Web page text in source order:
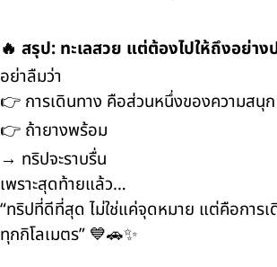
🔥 สรุป: ทะเลสวย แต่ต้องไปให้ถึงอย่า
อย่าลืมว่า
👉 การเดินทาง คือส่วนหนึ่งของความสนุก
👉 ถ้ายางพร้อม
→ ทริปจะราบรื่น
เพราะสุดท้ายแล้ว…
“ทริปที่ดีที่สุด ไม่ใช่แค่จุดหมาย แต่คือการ
ทุกกิโลเมตร” 💙🚗✨